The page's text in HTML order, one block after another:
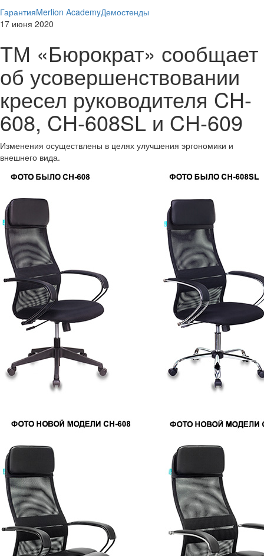
ГарантияMerlion AcademyДемостенды
17 июня 2020
ТМ «Бюрократ» сообщает
об усовершенствовании
кресел руководителя CH-
608, CH-608SL и CH-609
Изменения осуществлены в целях улучшения эргономики и
внешнего вида.